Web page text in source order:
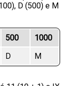
D (500) e M
500
1000
D M